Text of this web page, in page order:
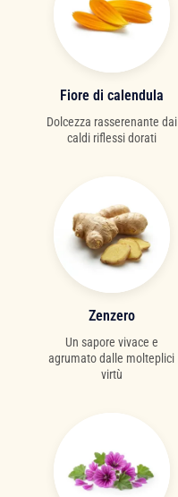
Fiore di calendula
Dolcezza rasserenante dai
caldi riflessi dorati
Zenzero
Un sapore vivace e
agrumato dalle molteplici
virtù